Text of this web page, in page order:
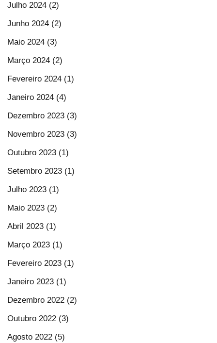
Julho 2024 (2)
Junho 2024 (2)
Maio 2024 (3)
Março 2024 (2)
Fevereiro 2024 (1)
Janeiro 2024 (4)
Dezembro 2023 (3)
Novembro 2023 (3)
Outubro 2023 (1)
Setembro 2023 (1)
Julho 2023 (1)
Maio 2023 (2)
Abril 2023 (1)
Março 2023 (1)
Fevereiro 2023 (1)
Janeiro 2023 (1)
Dezembro 2022 (2)
Outubro 2022 (3)
Agosto 2022 (5)